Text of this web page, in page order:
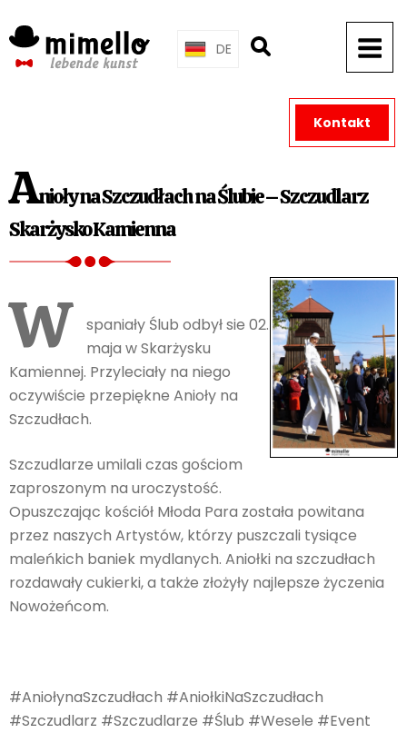
to
content
DE
Anioły na Szczudłach na Ślubie – Szczudlarz
Skarżysko Kamienna
W
spaniały Ślub odbył sie 02.
maja w Skarżysku
Kamiennej. Przyleciały na niego
oczywiście przepiękne Anioły na
Szczudłach.
Szczudlarze umilali czas gościom
zaproszonym na uroczystość.
Opuszczając kościół Młoda Para została powitana
przez naszych Artystów, którzy puszczali tysiące
maleńkich baniek mydlanych. Aniołki na szczudłach
rozdawały cukierki, a także złożyły najlepsze życzenia
Nowożeńcom.
#AniołynaSzczudłach #AniołkiNaSzczudłach
#Szczudlarz #Szczudlarze #Ślub #Wesele #Event
Kontakt